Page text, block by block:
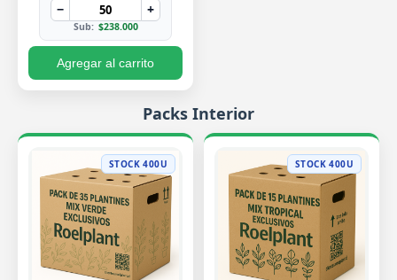
− +
Sub: $238.000
Agregar al carrito
Packs Interior
STOCK 400U STOCK 400U